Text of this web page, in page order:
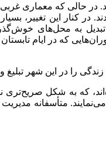
در حالی که معماری
در کنار این تغییر،
تبدیل به محل‌های
که در ایام
را در این شهر
که به شکل
متأسفانه